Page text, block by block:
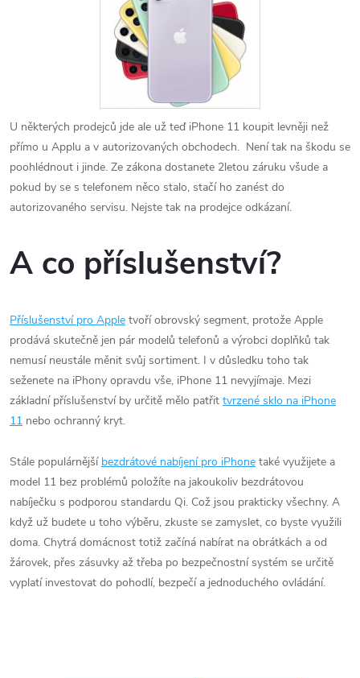
U některých prodejců jde ale už teď iPhone 11 koupit levněji než
přímo u Applu a v autorizovaných obchodech. Není tak na škodu se
poohlédnout i jinde. Ze zákona dostanete 2letou záruku všude a
pokud by se s telefonem něco stalo, stačí ho zanést do
autorizovaného servisu. Nejste tak na prodejce odkázaní.
A co příslušenství?
Příslušenství pro Apple tvoří obrovský segment, protože Apple
prodává skutečně jen pár modelů telefonů a výrobci doplňků tak
nemusí neustále měnit svůj sortiment. I v důsledku toho tak
seženete na iPhony opravdu vše, iPhone 11 nevyjímaje. Mezi
základní příslušenství by určitě mělo patřit tvrzené sklo na iPhone
11 nebo ochranný kryt.
Stále populárnější bezdrátové nabíjení pro iPhone také využijete a
model 11 bez problémů položíte na jakoukoliv bezdrátovou
nabíječku s podporou standardu Qi. Což jsou prakticky všechny. A
když už budete u toho výběru, zkuste se zamyslet, co byste využili
doma. Chytrá domácnost totiž začíná nabírat na obrátkách a od
žárovek, přes zásuvky až třeba po bezpečnostní systém se určitě
vyplatí investovat do pohodlí, bezpečí a jednoduchého ovládání.